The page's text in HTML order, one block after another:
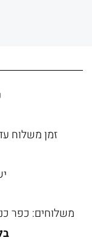
זמן משלוח עד 7 ימי עסקים לא כולל יום
משלוחים: כפר